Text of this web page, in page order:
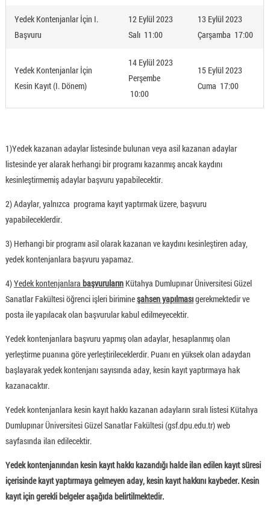
Yedek Kontenjanlar İçin I.
Başvuru
12 Eylül 2023
Salı 11:00
13 Eylül 2023
Çarşamba 17:00
Yedek Kontenjanlar İçin
Kesin Kayıt (I. Dönem)
14 Eylül 2023
Perşembe
10:00
15 Eylül 2023
Cuma 17:00
1)Yedek kazanan adaylar listesinde bulunan veya asil kazanan adaylar
listesinde yer alarak herhangi bir programı kazanmış ancak kaydını
kesinleştirmemiş adaylar başvuru yapabilecektir.
2) Adaylar, yalnızca programa kayıt yaptırmak üzere, başvuru
yapabileceklerdir.
3) Herhangi bir programı asil olarak kazanan ve kaydını kesinleştiren aday,
yedek kontenjanlara başvuru yapamaz.
4)Yedek kontenjanlara başvurularınKütahya Dumlupınar Üniversitesi Güzel
Sanatlar Fakültesi öğrenci işleri birimineşahsen yapılmasıgerekmektedir ve
posta ile yapılacak olan başvurular kabul edilmeyecektir.
Yedek kontenjanlara başvuru yapmış olan adaylar, hesaplanmış olan
yerleştirme puanına göre yerleştirileceklerdir. Puanı en yüksek olan adaydan
başlayarak yedek kontenjanı sayısında aday, kesin kayıt yaptırmaya hak
kazanacaktır.
Yedek kontenjanlara kesin kayıt hakkı kazanan adayların sıralı listesi Kütahya
Dumlupınar Üniversitesi Güzel Sanatlar Fakültesi (gsf.dpu.edu.tr) web
sayfasında ilan edilecektir.
Yedek kontenjanından kesin kayıt hakkı kazandığı halde ilan edilen kayıt süresi
içerisinde kayıt yaptırmaya gelmeyen aday, kesin kayıt hakkını kaybeder. Kesin
kayıt için gerekli belgeler aşağıda belirtilmektedir.